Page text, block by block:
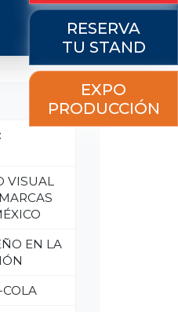
VISUAL
EN LA
RESERVA
TU STAND
EXPO
PRODUCCIÓN